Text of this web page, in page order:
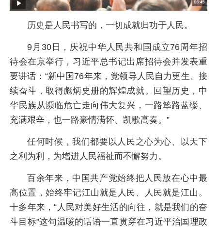
历史是人民书写的，一切成就归功于人民。
9月30日，庆祝中华人民共和国成立76周年招
待会在京举行，习近平总书记出席招待会并发表重
要讲话：“新中国76年来，党领导人民自力更生、接
续奋斗，取得彪炳史册的辉煌成就。回望历史，中
华民族从濒临危亡走向伟大复兴，一路筚路蓝缕、
充满艰辛，也一路豪情满怀、凯歌高奏。”
任何时候，我们都要以人民之心为心、以天下
之利为利，为增进人民福祉而不懈努力。
百余年来，中国共产党始终把人民放在心中最
高位置，始终牢记江山就是人民、人民就是江山。
十多年来，“人民对美好生活的向往，就是我们的奋
斗目标”这句温暖的话语一直贯穿在习近平治国理政